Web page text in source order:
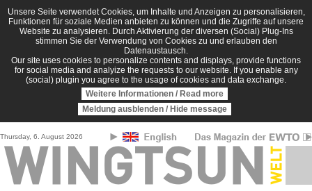
Direkt zum Inhalt
Unsere Seite verwendet Cookies, um Inhalte und Anzeigen zu personalisieren,
Funktionen für soziale Medien anbieten zu können und die Zugriffe auf unsere
Website zu analysieren. Durch Aktivierung der diversen (Social) Plug-Ins
stimmen Sie der Verwendung von Cookies zu und erlauben den
Datenaustausch.
Our site uses cookies to personalize contents and displays, provide functions
for social media and analyize the requests to our website. If you enable any
(social) plugin you agree to the usage of cookies and data exchange.
Weitere Informationen / Read more
Meldung ausblenden / Hide message
Thursday, 6. August 2026